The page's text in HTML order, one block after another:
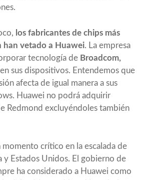
los fabricantes de chips más
han vetado a Huawei. La empresa
tecnología de Broadcom,
en sus dispositivos. Entendemos que
afecta de igual manera a sus
Huawei no podrá adquirir
Redmond excluyéndoles también
momento crítico en la escalada de
y Estados Unidos. El gobierno de
ha considerado a Huawei como